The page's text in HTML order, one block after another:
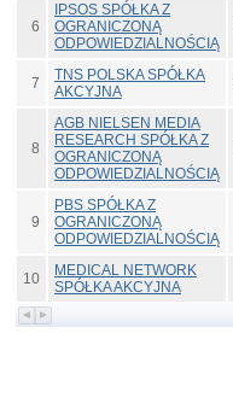
6
IPSOS SPÓŁKA Z
OGRANICZONĄ
ODPOWIEDZIALNOŚCIĄ
7
TNS POLSKA SPÓŁKA
AKCYJNA
8
AGB NIELSEN MEDIA
RESEARCH SPÓŁKA Z
OGRANICZONĄ
ODPOWIEDZIALNOŚCIĄ
9
PBS SPÓŁKA Z
OGRANICZONĄ
ODPOWIEDZIALNOŚCIĄ
10
MEDICAL NETWORK
SPÓŁKA AKCYJNA